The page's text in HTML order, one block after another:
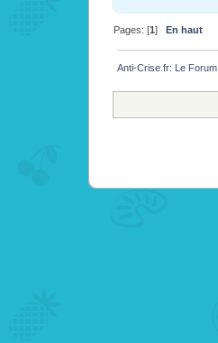
Pages: [1]En haut
Anti-Crise.fr: Le Forum